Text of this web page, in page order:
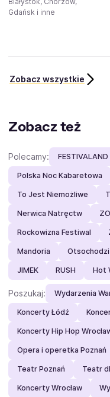
Gdańsk i inne
Zobacz wszystkie
Zobacz też
Polecamy: FESTIVALAND
Polska Noc Kabaretowa
To Jest Niemożliwe
Nerwica Natręctw
Rockowizna Festiwal
Mandoria Otsochodzi
JIMEK RUSH Hot
Poszukaj: Wydarzenia
Koncerty Łódź
Koncerty Hip Hop
Opera i operetka Poznań
Teatr Poznań Teatr
Koncerty Wrocław